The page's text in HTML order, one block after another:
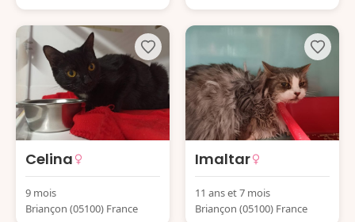
Celina
9 mois
Briançon (05100) France
Imaltar
11 ans et 7 mois
Briançon (05100) France